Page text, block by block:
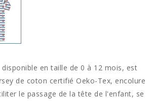
disponible en taille de 0 à 12 mois, est
de coton certifié Oeko-Tex, encolure
le passage de la tête de l'enfant, se